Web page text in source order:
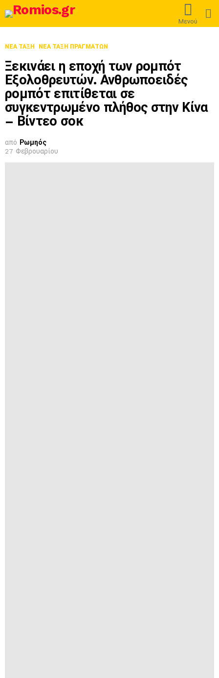
Μενού
ΝΈΑ ΤΆΞΗ ΝΈΑ ΤΆΞΗ ΠΡΑΓΜΆΤΩΝ
Ξεκινάει η εποχή των ρομπότ
Εξολοθρευτών. Ανθρωποειδές
ρομπότ επιτίθεται σε
συγκεντρωμένο πλήθος στην Κίνα
– Βίντεο σοκ
από Ρωμηός
27 Φεβρουαρίου